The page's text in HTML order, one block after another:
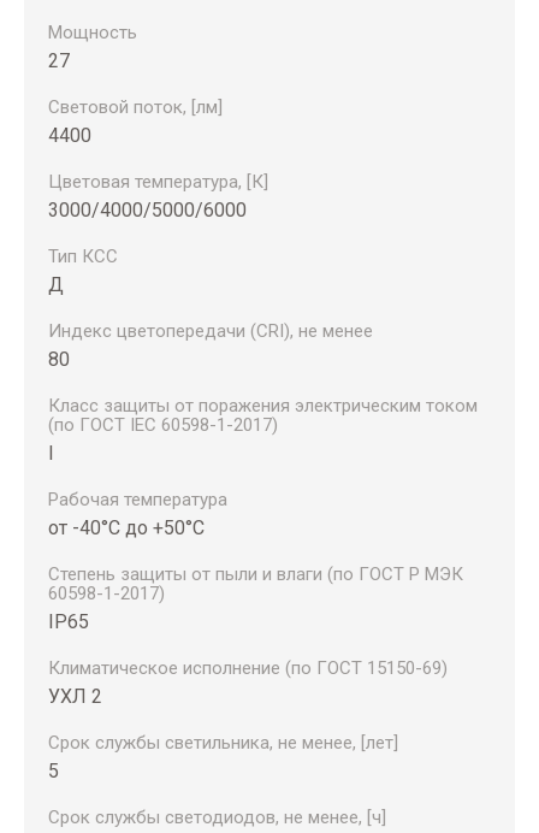
Мощность
27
Световой поток, [лм]
4400
Цветовая температура, [К]
3000/4000/5000/6000
Тип КСС
Д
Индекс цветопередачи (CRI), не менее
80
Класс защиты от поражения электрическим током
(по ГОСТ IEC 60598-1-2017)
Рабочая температура
от -40°С до +50°С
Степень защиты от пыли и влаги (по ГОСТ Р МЭК
60598-1-2017)
IP65
Климатическое исполнение (по ГОСТ 15150-69)
УХЛ 2
Срок службы светильника, не менее, [лет]
5
Срок службы светодиодов, не менее, [ч]